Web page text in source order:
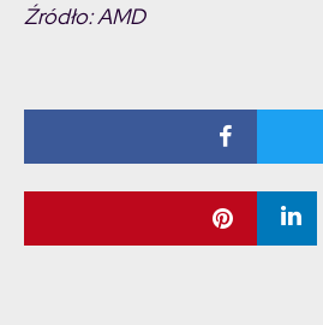
Źródło: AMD